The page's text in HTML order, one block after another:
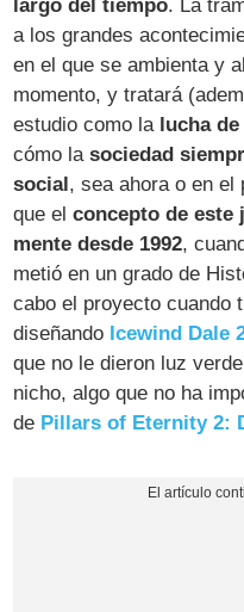
largo del tiempo. La
a los grandes
en el que se ambienta y
momento, y tratará
estudio como la lucha
cómo lasociedad
social, sea ahora o en el
que elconcepto de este
mente desde 1992,
metió en un grado de
cabo el proyecto cuando
diseñando Icewind Dale
que no le dieron luz
nicho, algo que no ha
de Pillars of Eternity 2: